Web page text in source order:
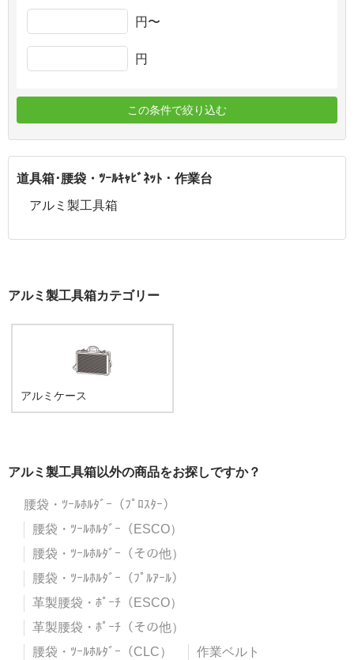
円〜
円
この条件で絞り込む
道具箱･腰袋・ﾂｰﾙｷｬﾋﾞﾈｯﾄ・作業台
アルミ製工具箱
アルミ製工具箱カテゴリー
アルミケース
アルミ製工具箱以外の商品をお探しですか？
腰袋・ﾂｰﾙﾎﾙﾀﾞｰ（ﾌﾟﾛｽﾀｰ）
腰袋・ﾂｰﾙﾎﾙﾀﾞｰ（ESCO）
腰袋・ﾂｰﾙﾎﾙﾀﾞｰ（その他）
腰袋・ﾂｰﾙﾎﾙﾀﾞｰ（ﾌﾟﾙｱｰﾙ）
革製腰袋・ﾎﾟｰﾁ（ESCO）
革製腰袋・ﾎﾟｰﾁ（その他）
腰袋・ﾂｰﾙﾎﾙﾀﾞｰ（CLC）
作業ベルト